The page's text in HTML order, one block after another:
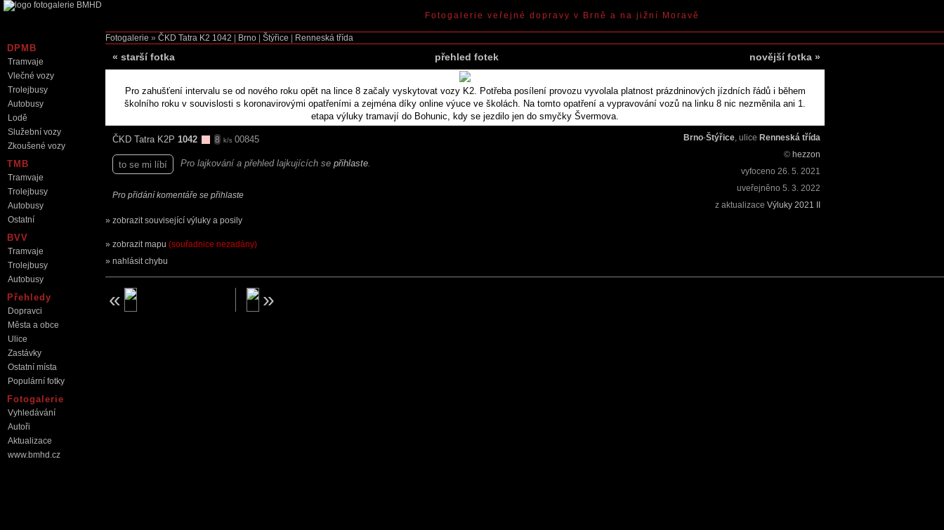
Fotogalerie » ČKD Tatra K2 1042 Brno Štýřice Renneská třída
« starší fotka přehled fotek novější fotka »
Pro zahušťení intervalu se od nového roku opět na lince 8 začaly vyskytovat vozy K2. Potřeba posílení provozu vyvolala platnost prázdninových jízdních řádů i během
školního roku v souvislosti s koronavirovými opatřeními a zejména díky online výuce ve školách. Na tomto opatření a vypravování vozů na linku 8 nic nezměnila ani 1.
etapa výluky tramavjí do Bohunic, kdy se jezdilo jen do smyčky Švermova.
ČKD Tatra K2P 1042 8 k/s 00845
to se mi líbí Pro lajkování a přehled lajkujících se přihlaste.
Brno-Štýřice, ulice Renneská třída
© hezzon
vyfoceno 26. 5. 2021
uveřejněno 5. 3. 2022
z aktualizace Výluky 2021 II
Pro přidání komentáře se přihlaste
zobrazit související výluky a posily
zobrazit mapu (souřadnice nezadány)
nahlásit chybu
DPMB
Tramvaje
Vlečné vozy
Trolejbusy
Autobusy
Lodě
Služební vozy
Zkoušené vozy
TMB
Tramvaje
Trolejbusy
Autobusy
Ostatní
BVV
Tramvaje
Trolejbusy
Autobusy
Přehledy
Dopravci
Města a obce
Ulice
Zastávky
Ostatní místa
Populární fotky
Fotogalerie
Vyhledávání
Autoři
Aktualizace
www.bmhd.cz
Fotogalerie veřejné dopravy v Brně a na jižní Moravě